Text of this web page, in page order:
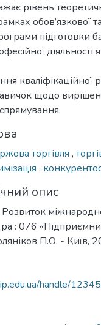
рівень
обов’язкової
підготовки
кваліфікаційної
щодо
торгівля ,
,
опис
: 076
П.О. - Київ,
handle/